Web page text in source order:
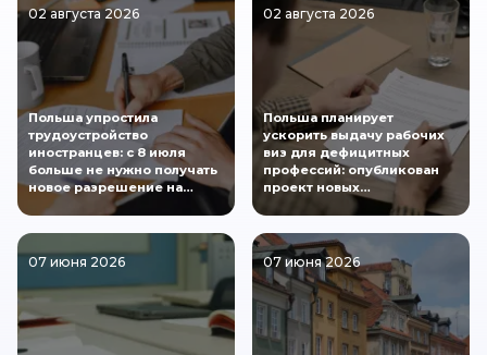
02 августа 2026
Польша упростила
трудоустройство
иностранцев: с 8 июля
больше не нужно получать
новое разрешение на…
02 августа 2026
Польша планирует
ускорить выдачу рабочих
виз для дефицитных
профессий: опубликован
проект новых…
07 июня 2026 07 июня 2026